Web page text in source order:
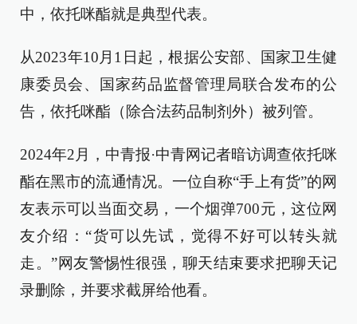
中，依托咪酯就是典型代表。
从2023年10月1日起，根据公安部、国家卫生健
康委员会、国家药品监督管理局联合发布的公
告，依托咪酯（除合法药品制剂外）被列管。
2024年2月，中青报·中青网记者暗访调查依托咪
酯在黑市的流通情况。一位自称“手上有货”的网
友表示可以当面交易，一个烟弹700元，这位网
友介绍：“货可以先试，觉得不好可以转头就
走。”网友警惕性很强，聊天结束要求把聊天记
录删除，并要求截屏给他看。